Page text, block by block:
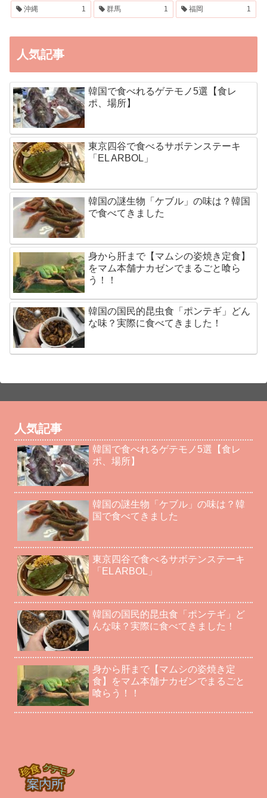
沖縄 1 群馬 1 福岡 1
人気記事
韓国で食べれるゲテモノ5選【食レ
ポ、場所】
東京四谷で食べるサボテンステーキ
「EL ARBOL」
韓国の謎生物「ケブル」の味は？韓国
で食べてきました
身から肝まで【マムシの姿焼き定食】
をマム本舗ナカゼンでまるごと喰ら
う！！
韓国の国民的昆虫食「ポンテギ」どん
な味？実際に食べてきました！
人気記事
韓国で食べれるゲテモノ5選【食レ
ポ、場所】
韓国の謎生物「ケブル」の味は？韓
国で食べてきました
東京四谷で食べるサボテンステーキ
「EL ARBOL」
韓国の国民的昆虫食「ポンテギ」ど
んな味？実際に食べてきました！
身から肝まで【マムシの姿焼き定
食】をマム本舗ナカゼンでまるごと
喰らう！！